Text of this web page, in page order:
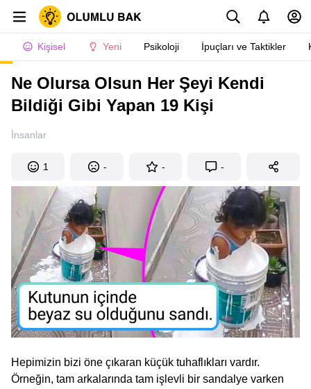
Kişisel Yeni Psikoloji İpuçları ve Taktikler
Ne Olursa Olsun Her Şeyi Kendi
Bildiği Gibi Yapan 19 Kişi
İnsanlar
1 - - -
Hepimizin bizi öne çıkaran küçük tuhaflıkları vardır.
Örneğin, tam arkalarında tam işlevli bir sandalye varken